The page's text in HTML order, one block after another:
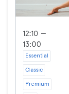
12:10 —
13:00
Essential
Classic
Premium